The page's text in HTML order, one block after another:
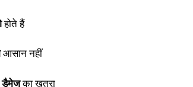
होते हैं
आसान नहीं
डैमेजका खतरा